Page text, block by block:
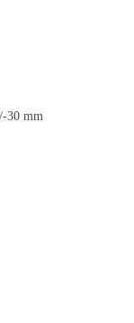
30 mm